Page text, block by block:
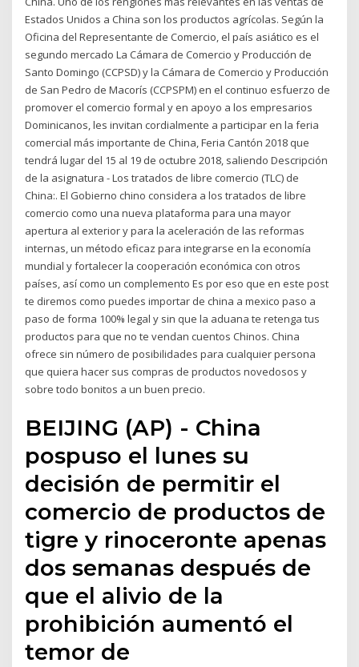
Estados Unidos a China son los productos agrícolas. Según la
Oficina del Representante de Comercio, el país asiático es el
segundo mercado La Cámara de Comercio y Producción de
Santo Domingo (CCPSD) y la Cámara de Comercio y Producción
de San Pedro de Macorís (CCPSPM) en el continuo esfuerzo de
promover el comercio formal y en apoyo a los empresarios
Dominicanos, les invitan cordialmente a participar en la feria
comercial más importante de China, Feria Cantón 2018 que
tendrá lugar del 15 al 19 de octubre 2018, saliendo Descripción
de la asignatura - Los tratados de libre comercio (TLC) de
China:. El Gobierno chino considera a los tratados de libre
comercio como una nueva plataforma para una mayor
apertura al exterior y para la aceleración de las reformas
internas, un método eficaz para integrarse en la economía
mundial y fortalecer la cooperación económica con otros
países, así como un complemento Es por eso que en este post
te diremos como puedes importar de china a mexico paso a
paso de forma 100% legal y sin que la aduana te retenga tus
productos para que no te vendan cuentos Chinos. China
ofrece sin número de posibilidades para cualquier persona
que quiera hacer sus compras de productos novedosos y
sobre todo bonitos a un buen precio.
BEIJING (AP) - China
pospuso el lunes su
decisión de permitir el
comercio de productos de
tigre y rinoceronte apenas
dos semanas después de
que el alivio de la
prohibición aumentó el
temor de